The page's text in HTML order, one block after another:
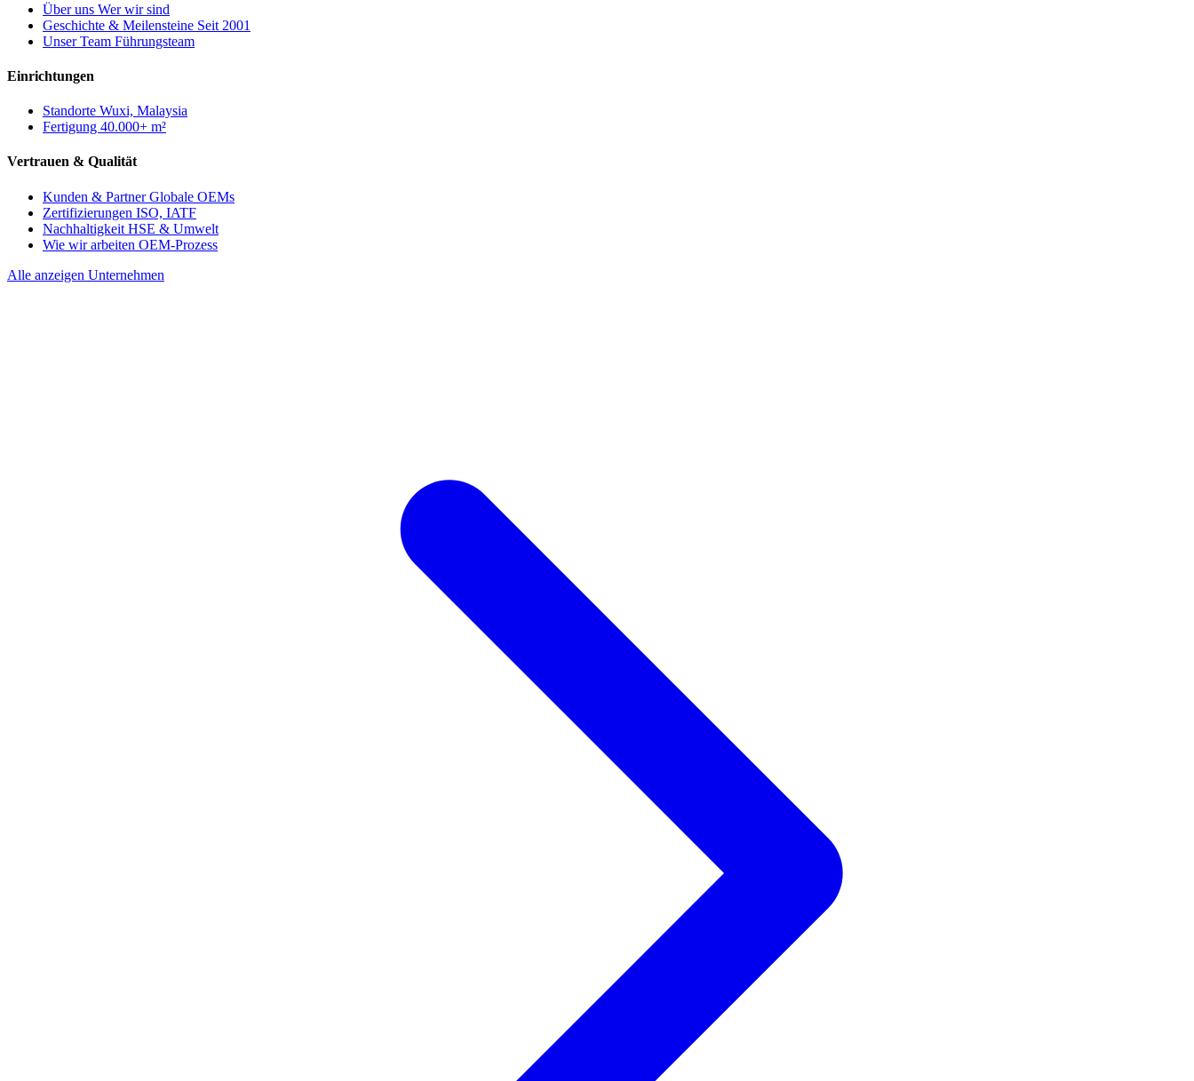
Über uns Wer wir sind
Geschichte & Meilensteine Seit 2001
Unser Team Führungsteam
Einrichtungen
Standorte Wuxi, Malaysia
Fertigung 40.000+ m²
Vertrauen & Qualität
Kunden & PartnerGlobale OEMs
Zertifizierungen ISO, IATF
Nachhaltigkeit HSE & Umwelt
Wie wir arbeiten OEM-Prozess
Alle anzeigen Unternehmen